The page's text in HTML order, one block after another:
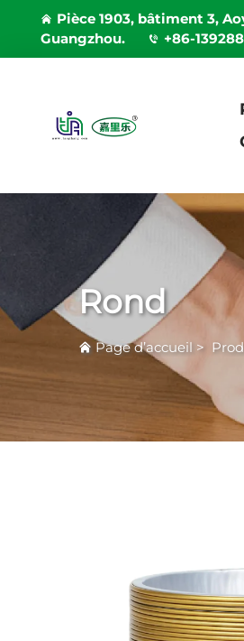
Pièce 1903, bâtiment 3,
Guangzhou.
+86-
Rond
Page d’accueil >